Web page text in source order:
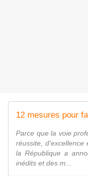
Parce que la voie
réussite,
la République a
inédits et des m...